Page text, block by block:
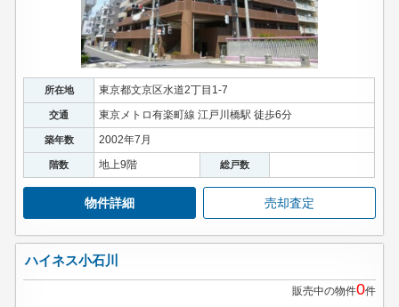
所在地 東京都文京区水道2丁目1-7
交通 東京メトロ有楽町線 江戸川橋駅 徒歩6分
築年数 2002年7月
階数 地上9階 総戸数
物件詳細 売却査定
ハイネス小石川
販売中の物件0件